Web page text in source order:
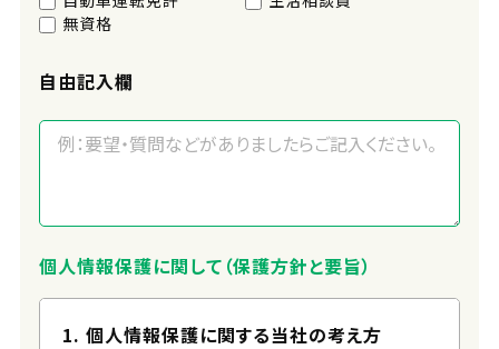
無資格
自由記入欄
個人情報保護に関して（保護方針と要旨）
1. 個人情報保護に関する当社の考え方